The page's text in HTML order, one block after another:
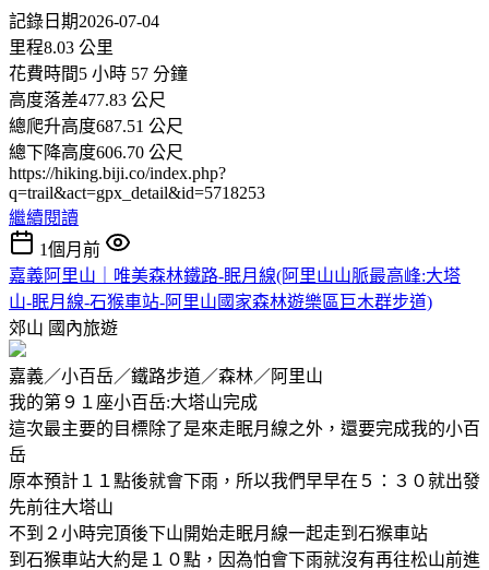
記錄日期2026-07-04
里程8.03 公里
花費時間5 小時 57 分鐘
高度落差477.83 公尺
總爬升高度687.51 公尺
總下降高度606.70 公尺
https://hiking.biji.co/index.php?
q=trail&act=gpx_detail&id=5718253
繼續閱讀
1個月前
嘉義阿里山｜唯美森林鐵路-眠月線(阿里山山脈最高峰:大塔
山-眠月線-石猴車站-阿里山國家森林遊樂區巨木群步道)
郊山 國內旅遊
嘉義／小百岳／鐵路步道／森林／阿里山
我的第９１座小百岳:大塔山完成
這次最主要的目標除了是來走眠月線之外，還要完成我的小百
岳
原本預計１１點後就會下雨，所以我們早早在５：３０就出發
先前往大塔山
不到２小時完頂後下山開始走眠月線一起走到石猴車站
到石猴車站大約是１０點，因為怕會下雨就沒有再往松山前進